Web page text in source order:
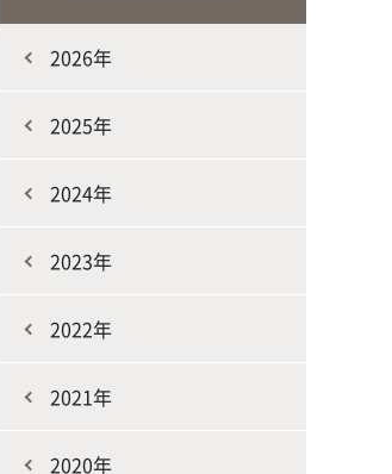
科学課程
2026年
2025年
2024年
2023年
2022年
2021年
2020年